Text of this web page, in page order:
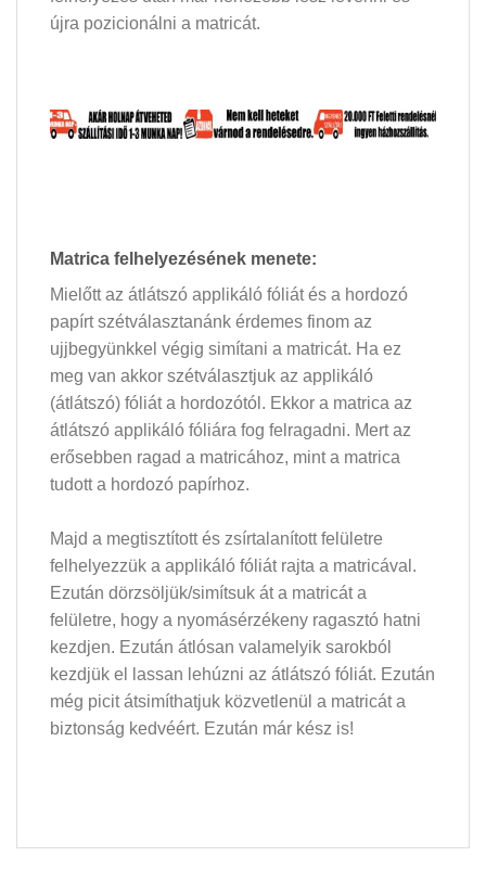
újra pozicionálni a matricát.
Matrica felhelyezésének menete:
Mielőtt az átlátszó applikáló fóliát és a hordozó
papírt szétválasztanánk érdemes finom az
ujjbegyünkkel végig simítani a matricát. Ha ez
meg van akkor szétválasztjuk az applikáló
(átlátszó) fóliát a hordozótól. Ekkor a matrica az
átlátszó applikáló fóliára fog felragadni. Mert az
erősebben ragad a matricához, mint a matrica
tudott a hordozó papírhoz.
Majd a megtisztított és zsírtalanított felületre
felhelyezzük a applikáló fóliát rajta a matricával.
Ezután dörzsöljük/simítsuk át a matricát a
felületre, hogy a nyomásérzékeny ragasztó hatni
kezdjen. Ezután átlósan valamelyik sarokból
kezdjük el lassan lehúzni az átlátszó fóliát. Ezután
még picit átsimíthatjuk közvetlenül a matricát a
biztonság kedvéért. Ezután már kész is!